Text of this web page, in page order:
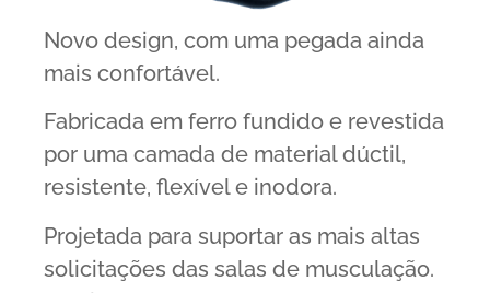
Novo design, com uma pegada ainda
mais confortável.
Fabricada em ferro fundido e revestida
por uma camada de material dúctil,
resistente, flexível e inodora.
Projetada para suportar as mais altas
solicitações das salas de musculação.